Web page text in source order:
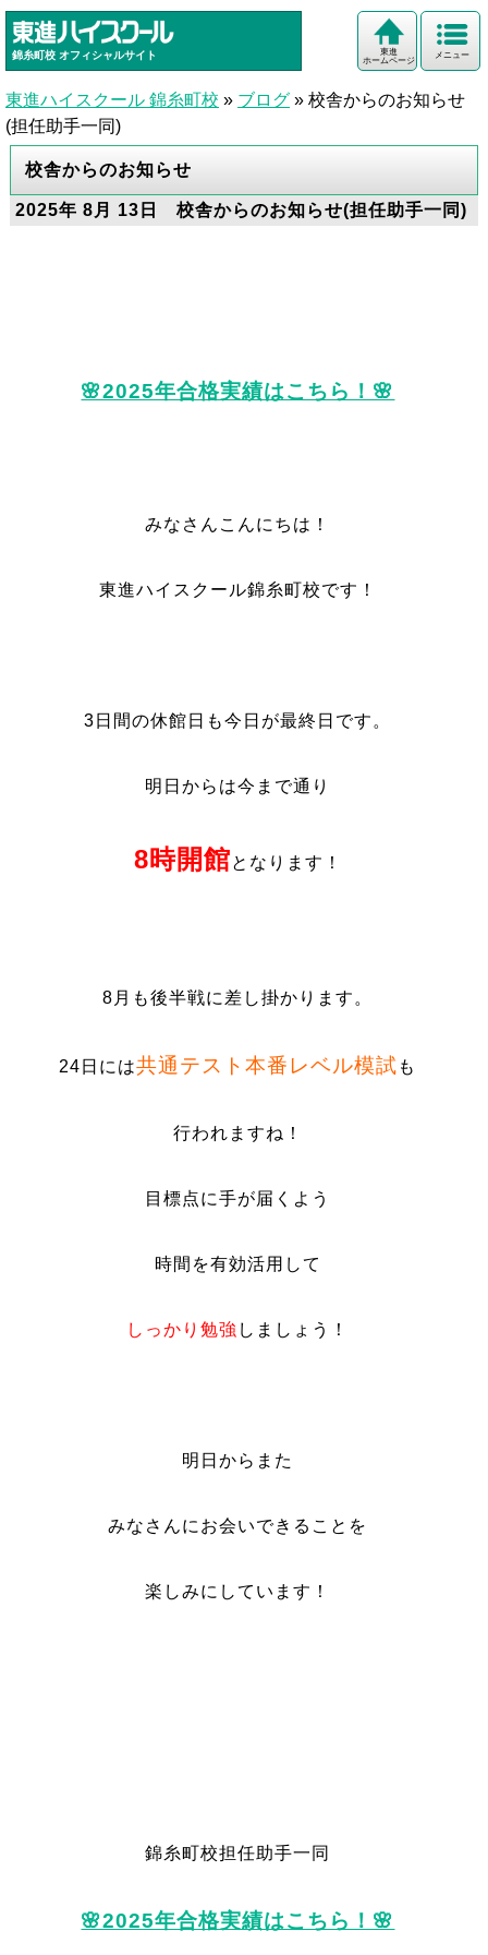
錦糸町校 オフィシャルサイト メニュー
東進
ホームページ
東進ハイスクール 錦糸町校 » ブログ » 校舎からのお知らせ
(担任助手一同)
校舎からのお知らせ
2025年 8月 13日 校舎からのお知らせ(担任助手一同)
🌸2025年合格実績はこちら！🌸
みなさんこんにちは！
東進ハイスクール錦糸町校です！
3日間の休館日も今日が最終日です。
明日からは今まで通り
8時開館となります！
8月も後半戦に差し掛かります。
24日には共通テスト本番レベル模試 も
行われますね！
目標点に手が届くよう
時間を有効活用して
しっかり勉強 しましょう！
明日からまた
みなさんにお会いできることを
楽しみにしています！
錦糸町校担任助手一同
🌸2025年合格実績はこちら！🌸